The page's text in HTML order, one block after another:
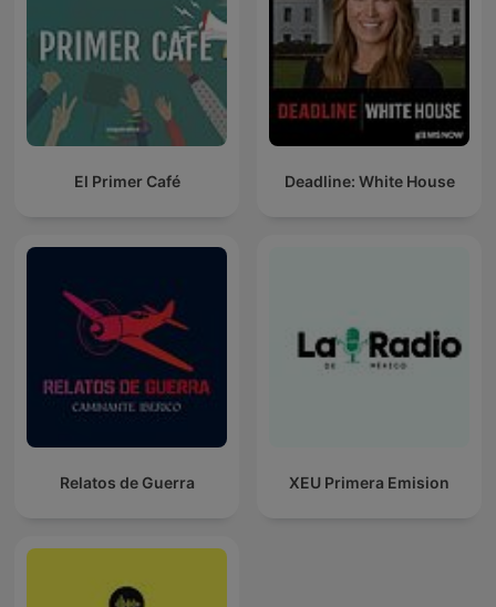
El Primer Café Deadline: White House
Relatos de Guerra XEU Primera Emision